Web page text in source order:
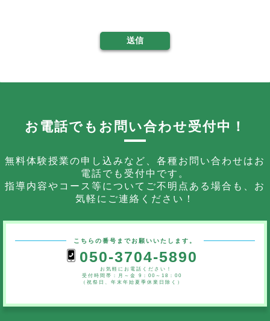
送信
お電話でもお問い合わせ受付中！
無料体験授業の申し込みなど、各種お問い合わせはお
電話でも受付中です。
指導内容やコース等についてご不明点ある場合も、お
気軽にご連絡ください！
こちらの番号までお願いいたします。
050-3704-5890
お気軽にお電話ください！
受付時間帯：月～金 9：00～18：00
（祝祭日、年末年始夏季休業日除く）